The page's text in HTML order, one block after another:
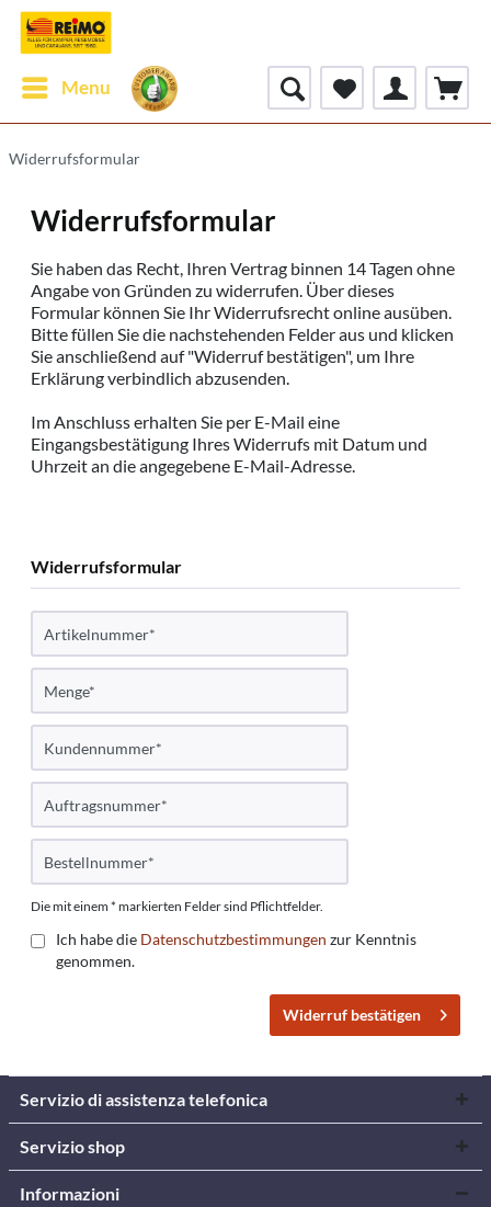
Menu
Widerrufsformular
Widerrufsformular
Sie haben das Recht, Ihren Vertrag binnen 14 Tagen ohne
Angabe von Gründen zu widerrufen. Über dieses
Formular können Sie Ihr Widerrufsrecht online ausüben.
Bitte füllen Sie die nachstehenden Felder aus und klicken
Sie anschließend auf "Widerruf bestätigen", um Ihre
Erklärung verbindlich abzusenden.
Im Anschluss erhalten Sie per E-Mail eine
Eingangsbestätigung Ihres Widerrufs mit Datum und
Uhrzeit an die angegebene E-Mail-Adresse.
Widerrufsformular
Die mit einem * markierten Felder sind Pflichtfelder.
Ich habe die Datenschutzbestimmungen zur Kenntnis
genommen.
Widerruf bestätigen
Servizio di assistenza telefonica
Servizio shop
Informazioni